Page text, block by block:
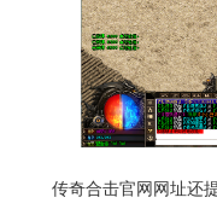
传奇合击官网网址还